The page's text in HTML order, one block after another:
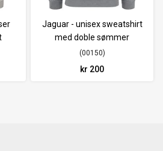
Jaguar - unisex sweatshirt
med doble sømmer
00150
kr 200